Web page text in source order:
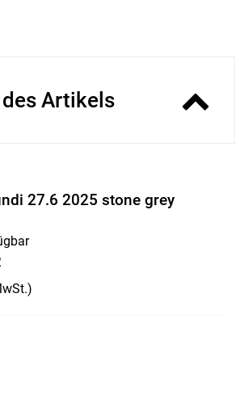
Artikels
27.6 2025 stone grey